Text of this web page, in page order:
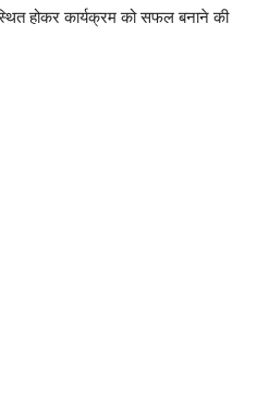
होकर कार्यक्रम को सफल बनाने की